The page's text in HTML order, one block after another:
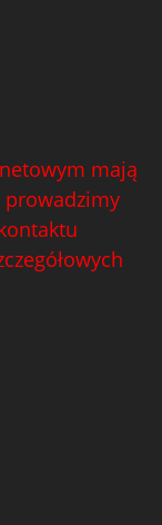
mają
prowadzimy